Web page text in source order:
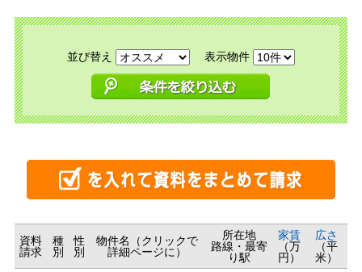
並び替え 表示物件
資料
請求
種
別
性
別
物件名（クリックで
詳細ページに）
所在地
路線・最寄
り駅
家賃
（万
円）
広さ
（平
米）